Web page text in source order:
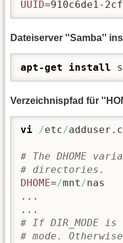
UUID=910c6de1-
Dateiserver ''Samba''
apt-get install
Verzeichnispfad für
vi /etc/
# The DHOME
# directories.
DHOME=/mnt/nas
...
# If DIR_MODE
# mode.